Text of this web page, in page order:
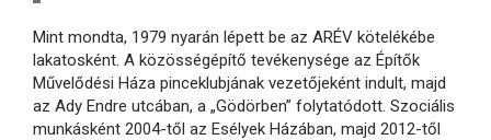
Mint mondta, 1979 nyarán lépett be az ARÉV kötelékébe
lakatosként. A közösségépítő tevékenysége az Építők
Művelődési Háza pinceklubjának vezetőjeként indult, majd
az Ady Endre utcában, a „Gödörben” folytatódott. Szociális
munkásként 2004-től az Esélyek Házában, majd 2012-től